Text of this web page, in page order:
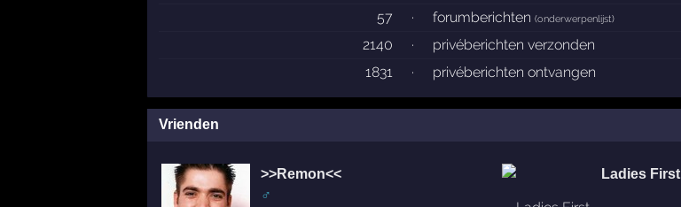
57
· forumberichten(onderwerpenlijst)
2140 ·
privéberichten verzonden
1831
· privéberichten ontvangen
Vrienden
>>Remon<<
♂
Ladies First